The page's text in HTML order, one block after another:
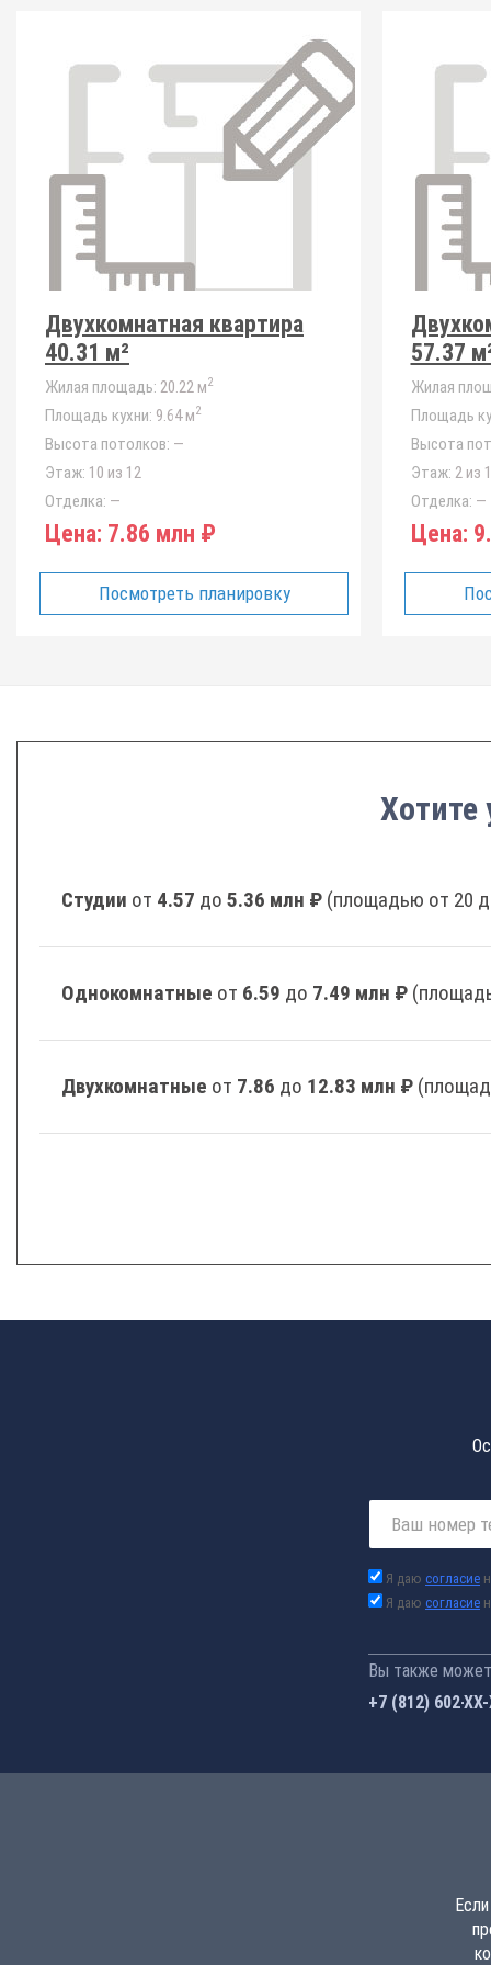
Двухкомнатная квартира
40.31 м²
Жилая площадь: 20.22 м2
Площадь кухни: 9.64 м2
Высота потолков: —
Этаж: 10 из 12
Отделка: —
Цена: 7.86 млн ₽
Посмотреть планировку
57.37
Жилая
Площадь
Высота
Этаж: 2 из
Отделка: —
Цена:
Хотите
Студии от 4.57 до 5.36 млн ₽ (площадью от 20
Однокомнатные от 6.59 до 7.49 млн ₽
Двухкомнатные от 7.86 до 12.83 млн ₽
Я даю согласие
Я даю согласие
Вы также
+7 (812) 602-